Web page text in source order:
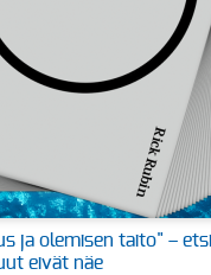
ja olemisen taito" –
eivät näe